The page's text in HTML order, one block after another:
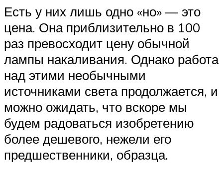
Есть у них лишь одно «но» — это
цена. Она приблизительно в 100
раз превосходит цену обычной
лампы накаливания. Однако работа
над этими необычными
источниками света продолжается, и
можно ожидать, что вскоре мы
будем радоваться изобретению
более дешевого, нежели его
предшественники, образца.